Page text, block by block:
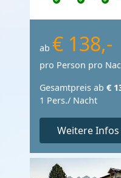
ab € 138,-
pro Person pro
Gesamtpreis ab €
1 Pers./ Nacht
Weitere Infos